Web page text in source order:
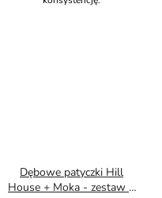
Dębowe patyczki Hill
House + Moka - zestaw 9